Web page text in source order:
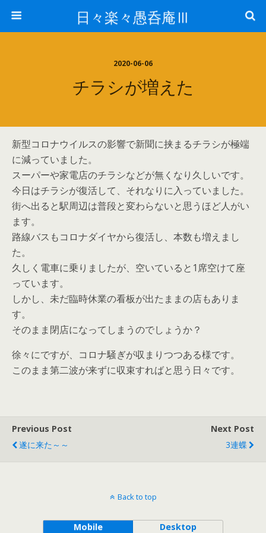
日々楽々愚呑庵Ⅲ
2020-06-06
チラシが増えた
新型コロナウイルスの影響で新聞に挟まるチラシが極端
に減っていました。
スーパーや家電店のチラシなどが無くなり久しいです。
今日はチラシが復活して、それなりに入っていました。
街へ出ると駅周辺は普段と変わらないと思うほど人がい
ます。
路線バスもコロナダイヤから復活し、本数も増えまし
た。
久しく電車に乗りましたが、空いていると1席空けて座
っています。
しかし、未だ臨時休業の看板が出たままの店もありま
す。
そのまま閉店になってしまうのでしょうか？
徐々にですが、コロナ騒ぎが収まりつつある様です。
このまま第二波が来ずに収束すればと思う日々です。
Previous Post
遂に来た～～
Next Post
3連蝶
Back to top
Mobile Desktop